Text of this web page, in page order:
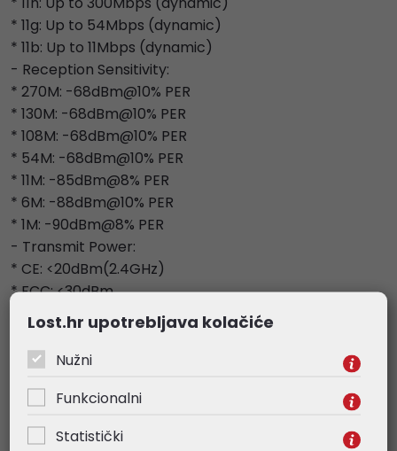
* 11g: Up to 54Mbps (dynamic)
* 11b: Up to 11Mbps (dynamic)
- Reception Sensitivity:
* 270M: -68dBm@10% PER
* 130M: -68dBm@10% PER
* 108M: -68dBm@10% PER
* 54M: -68dBm@10% PER
* 11M: -85dBm@8% PER
* 6M: -88dBm@10% PER
* 1M: -90dBm@8% PER
- Transmit Power:
* CE: <20dBm(2.4GHz)
* FCC: <30dBm
- Wireless Functions: Enable/Disable Wireless Radio,
WDS Bridge, WMM, Wireless Statistics
- Wireless Security: 64/128/152-bit WEP / WPA /
SOFTWARE FEATURES
- WAN Type: Dynamic IP/Static
IP/PPPoE/PPTP/L2TP/BigPond
Lost.hr upotrebljava kolačiće
Nužni
Funkcionalni
Statistički